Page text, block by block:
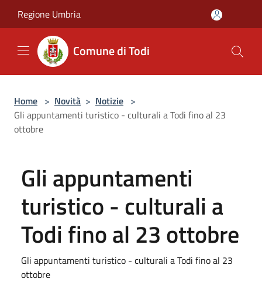
Regione Umbria
Comune di Todi
Home > Novità > Notizie >
Gli appuntamenti turistico - culturali a Todi fino al 23
ottobre
Gli appuntamenti
turistico - culturali a
Todi fino al 23 ottobre
Gli appuntamenti turistico - culturali a Todi fino al 23
ottobre